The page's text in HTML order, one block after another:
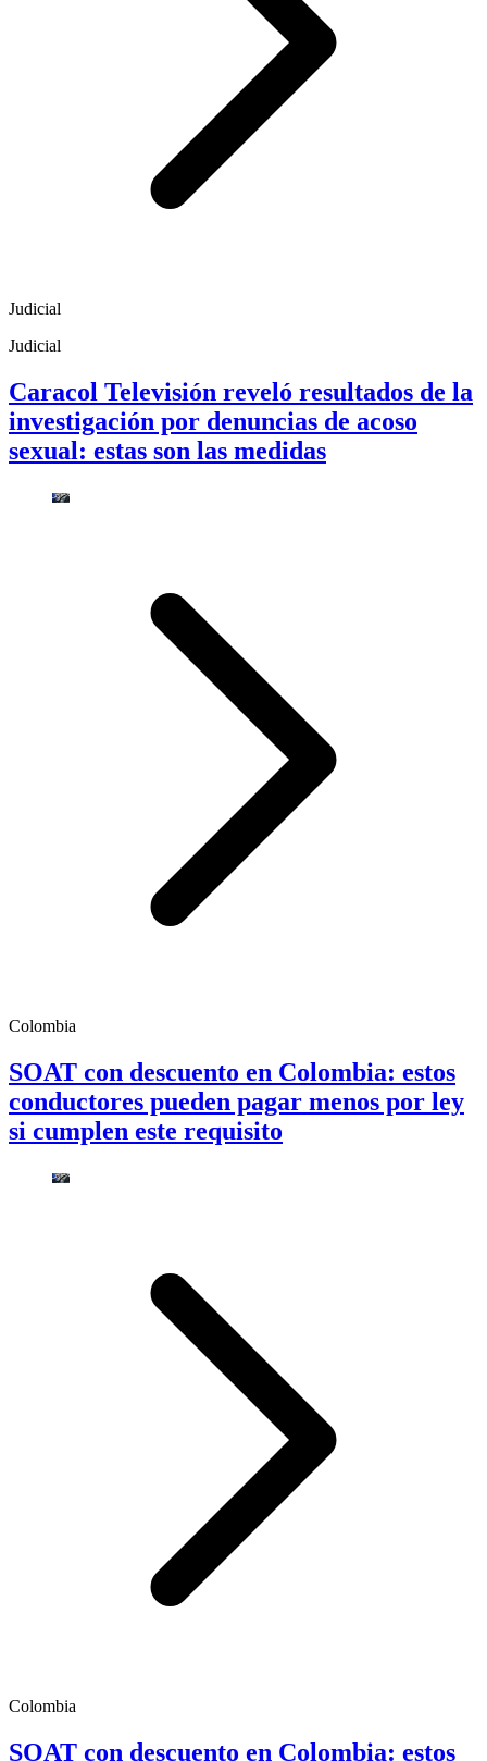
Judicial
Judicial
Caracol Televisión reveló resultados de la
investigación por denuncias de acoso
sexual: estas son las medidas
Colombia
SOAT con descuento en Colombia: estos
conductores pueden pagar menos por ley
si cumplen este requisito
Colombia
SOAT con descuento en Colombia: estos